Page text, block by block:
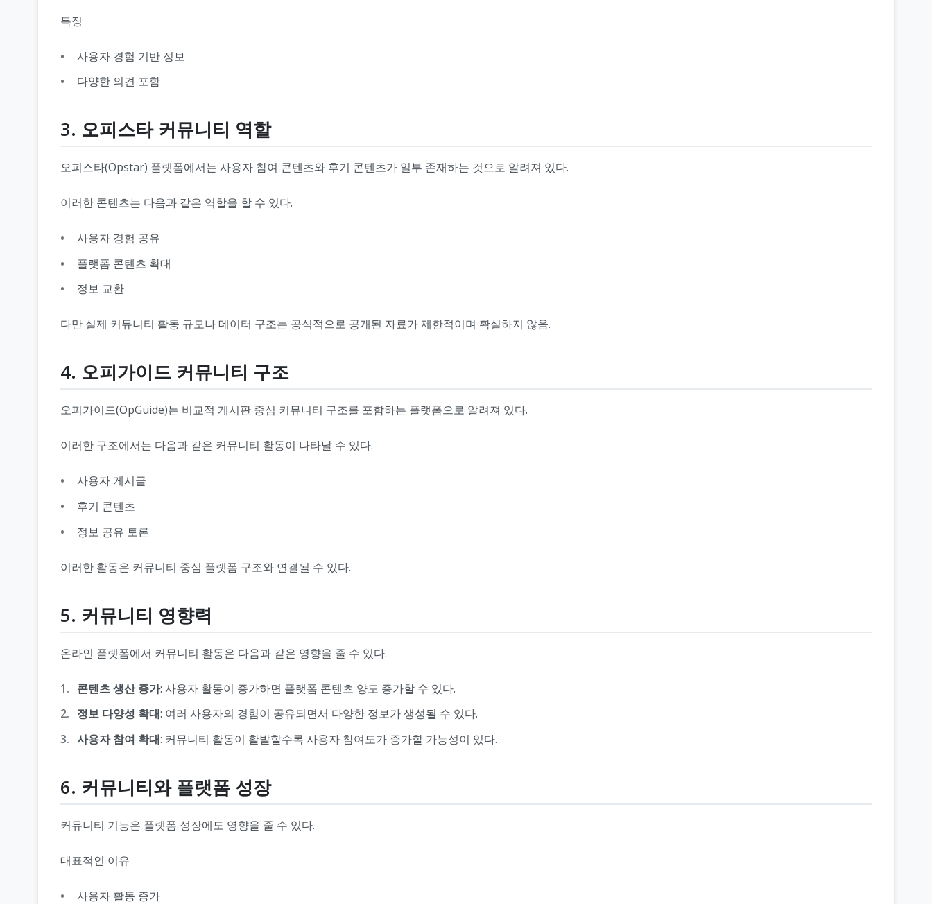
특징
사용자 경험 기반 정보
다양한 의견 포함
3. 오피스타 커뮤니티 역할
오피스타(Opstar) 플랫폼에서는 사용자 참여 콘텐츠와 후기 콘텐츠가 일부 존재하는 것으로 알려져 있다.
이러한 콘텐츠는 다음과 같은 역할을 할 수 있다.
사용자 경험 공유
플랫폼 콘텐츠 확대
정보 교환
다만 실제 커뮤니티 활동 규모나 데이터 구조는 공식적으로 공개된 자료가 제한적이며 확실하지 않음.
4. 오피가이드 커뮤니티 구조
오피가이드(OpGuide)는 비교적 게시판 중심 커뮤니티 구조를 포함하는 플랫폼으로 알려져 있다.
이러한 구조에서는 다음과 같은 커뮤니티 활동이 나타날 수 있다.
사용자 게시글
후기 콘텐츠
정보 공유 토론
이러한 활동은 커뮤니티 중심 플랫폼 구조와 연결될 수 있다.
5. 커뮤니티 영향력
온라인 플랫폼에서 커뮤니티 활동은 다음과 같은 영향을 줄 수 있다.
콘텐츠 생산 증가: 사용자 활동이 증가하면 플랫폼 콘텐츠 양도 증가할 수 있다.
정보 다양성 확대: 여러 사용자의 경험이 공유되면서 다양한 정보가 생성될 수 있다.
사용자 참여 확대: 커뮤니티 활동이 활발할수록 사용자 참여도가 증가할 가능성이 있다.
6. 커뮤니티와 플랫폼 성장
커뮤니티 기능은 플랫폼 성장에도 영향을 줄 수 있다.
대표적인 이유
사용자 활동 증가